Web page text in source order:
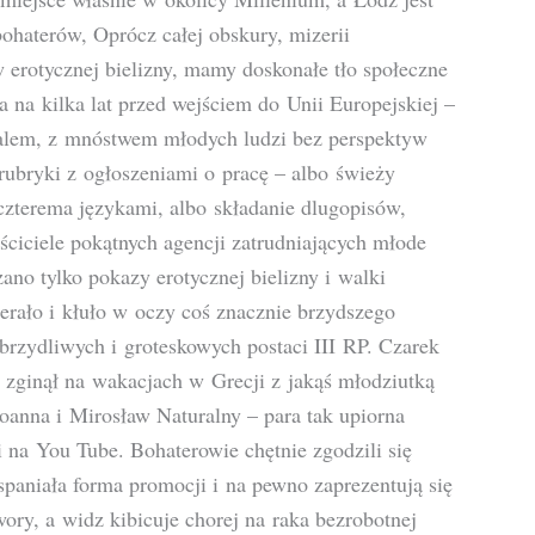
Oprócz całej obskury, mizerii
bielizny, mamy doskonałe tło społeczne
na kilka lat przed wejściem do Unii Europejskiej –
z mnóstwem młodych ludzi bez perspektyw
z ogłoszeniami o pracę – albo świeży
językami, albo składanie dlugopisów,
pokątnych agencji zatrudniających młode
tylko pokazy erotycznej bielizny i walki
i kłuło w oczy coś znacznie brzydszego
i groteskowych postaci III RP. Czarek
na wakacjach w Grecji z jakąś młodziutką
i Mirosław Naturalny – para tak upiorna
You Tube. Bohaterowie chętnie zgodzili się
forma promocji i na pewno zaprezentują się
a widz kibicuje chorej na raka bezrobotnej